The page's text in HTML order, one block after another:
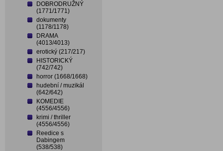
DOBRODRUŽNÝ
(1771/1771)
dokumenty
(1178/1178)
DRAMA
(4013/4013)
erotický (217/217)
HISTORICKÝ
(742/742)
horror (1668/1668)
hudební / muzikál
(642/642)
KOMEDIE
(4556/4556)
krimi / thriller
(4556/4556)
Reedice s
Dabingem
(538/538)